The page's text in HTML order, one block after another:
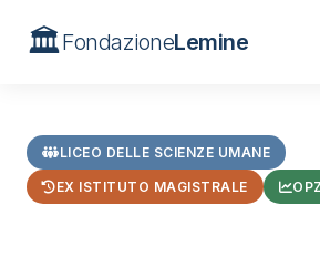
🏛️FondazioneLemine
LICEO DELLE SCIENZE UMANE
EX ISTITUTO MAGISTRALE